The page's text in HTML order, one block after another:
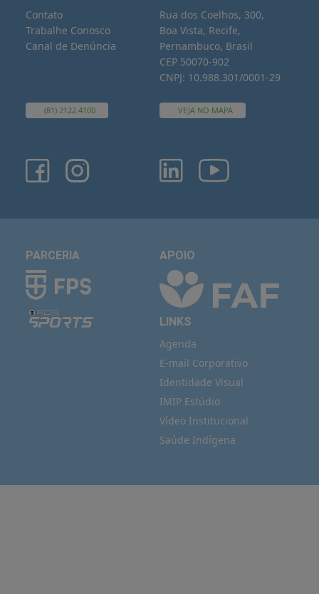
Contato
Trabalhe Conosco
Canal de Denúncia
(81) 2122.4100
Rua dos Coelhos, 300,
Boa Vista, Recife,
Pernambuco, Brasil
CEP 50070-902
CNPJ: 10.988.301/0001-29
VEJA NO MAPA
PARCERIA APOIO
LINKS
Agenda
E-mail Corporativo
Identidade Visual
IMIP Estúdio
Vídeo Institucional
Saúde Indígena